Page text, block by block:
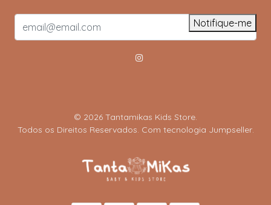
Notifique-me
© 2026 Tantamikas Kids Store.
Todos os Direitos Reservados. Com tecnologia Jumpseller.